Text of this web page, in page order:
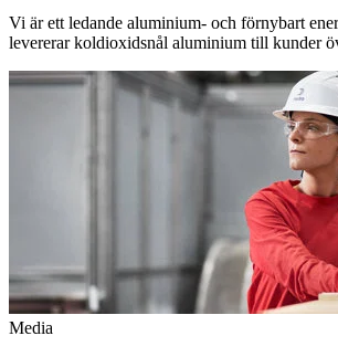
Vi är ett ledande aluminium- och förnybart
levererar koldioxidsnål aluminium till kunder
Media